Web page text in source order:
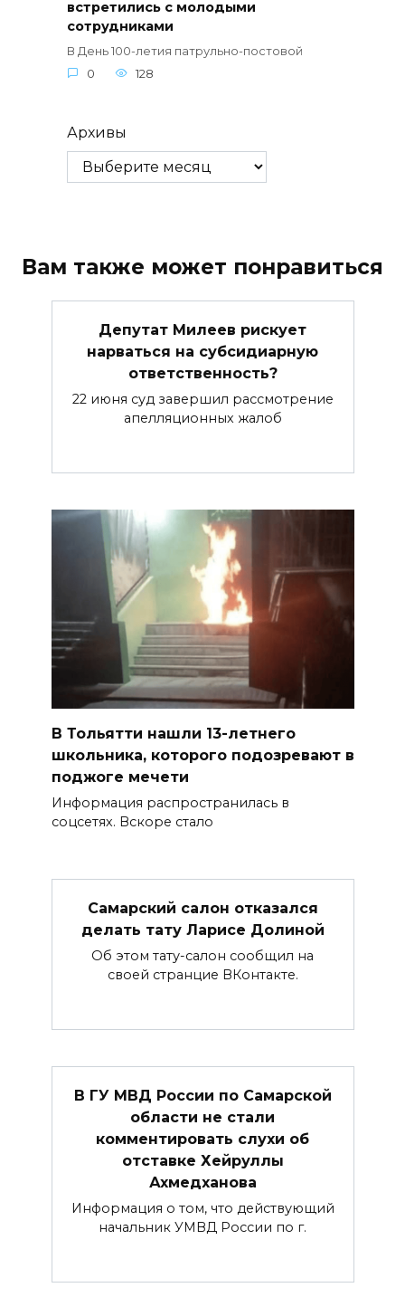
встретились с молодыми
сотрудниками
В День 100-летия патрульно-постовой
0
128
Архивы
Вам также может понравиться
Депутат Милеев рискует
нарваться на субсидиарную
ответственность?
22 июня суд завершил рассмотрение
апелляционных жалоб
В Тольятти нашли 13-летнего
школьника, которого подозревают в
поджоге мечети
Информация распространилась в
соцсетях. Вскоре стало
Самарский салон отказался
делать тату Ларисе Долиной
Об этом тату-салон сообщил на
своей странцие ВКонтакте.
В ГУ МВД России по Самарской
области не стали
комментировать слухи об
отставке Хейруллы
Ахмедханова
Информация о том, что действующий
начальник УМВД России по г.